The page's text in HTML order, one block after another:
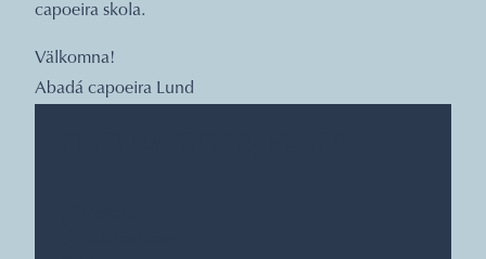
capoeira skola.
Välkomna!
Abadá capoeira Lund